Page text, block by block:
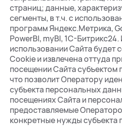
страниц; данные,
сегменты, в т.ч. с
программ Яндекс.Метрика,
PowerBI, myBI, 1С-
использовании Сайта будет
Cookie и извлечена оттуда
посещении Сайта
что позволит Оператору
субъекта персональных
посещениях Сайта и
предоставляемые
конкретные нужды